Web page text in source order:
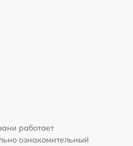
работает
ознакомительный